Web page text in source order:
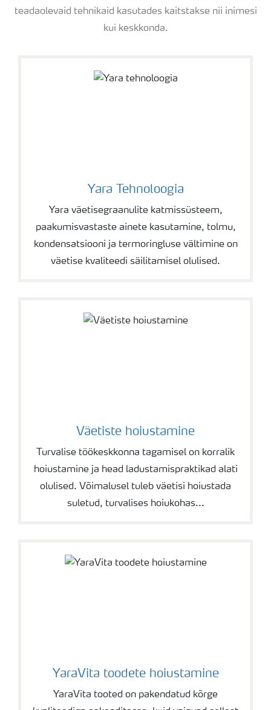
teadaolevaid tehnikaid kasutades kaitstakse nii inimesi
kui keskkonda.
Yara Tehnoloogia
Yara väetisegraanulite katmissüsteem,
paakumisvastaste ainete kasutamine, tolmu,
kondensatsiooni ja termoringluse vältimine on
väetise kvaliteedi säilitamisel olulised.
Väetiste hoiustamine
Turvalise töökeskkonna tagamisel on korralik
hoiustamine ja head ladustamispraktikad alati
olulised. Võimalusel tuleb väetisi hoiustada
suletud, turvalises hoiukohas...
YaraVita toodete hoiustamine
YaraVita tooted on pakendatud kõrge